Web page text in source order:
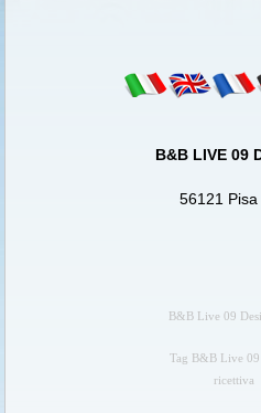
B&B LIVE 09
56121 Pisa
B&B Live 09
Tag B&B Live 09
ricettiva